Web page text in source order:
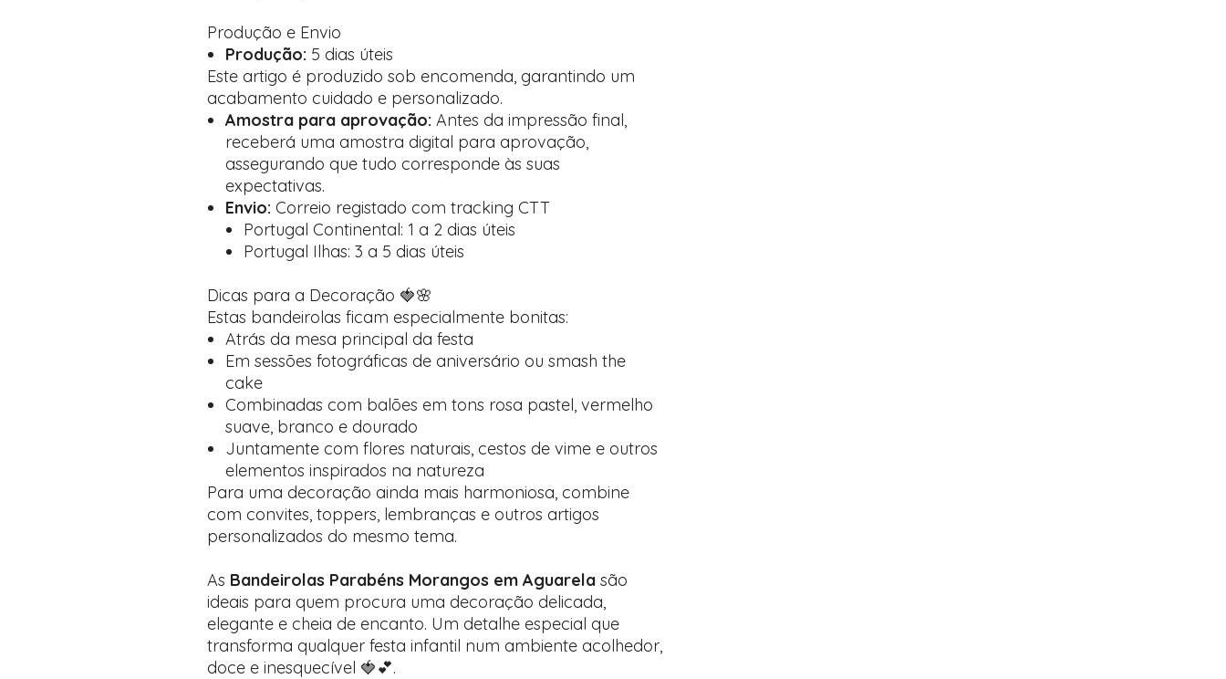
Produção e Envio
Produção: 5 dias úteis
Este artigo é produzido sob encomenda, garantindo um
acabamento cuidado e personalizado.
Amostra para aprovação: Antes da impressão final,
receberá uma amostra digital para aprovação,
assegurando que tudo corresponde às suas
expectativas.
Envio: Correio registado com tracking CTT
Portugal Continental: 1 a 2 dias úteis
Portugal Ilhas: 3 a 5 dias úteis
Dicas para a Decoração 🍓🌸
Estas bandeirolas ficam especialmente bonitas:
Atrás da mesa principal da festa
Em sessões fotográficas de aniversário ou smash the
cake
Combinadas com balões em tons rosa pastel, vermelho
suave, branco e dourado
Juntamente com flores naturais, cestos de vime e outros
elementos inspirados na natureza
Para uma decoração ainda mais harmoniosa, combine
com convites, toppers, lembranças e outros artigos
personalizados do mesmo tema.
As Bandeirolas Parabéns Morangos em Aguarela são
ideais para quem procura uma decoração delicada,
elegante e cheia de encanto. Um detalhe especial que
transforma qualquer festa infantil num ambiente acolhedor,
doce e inesquecível 🍓💕.